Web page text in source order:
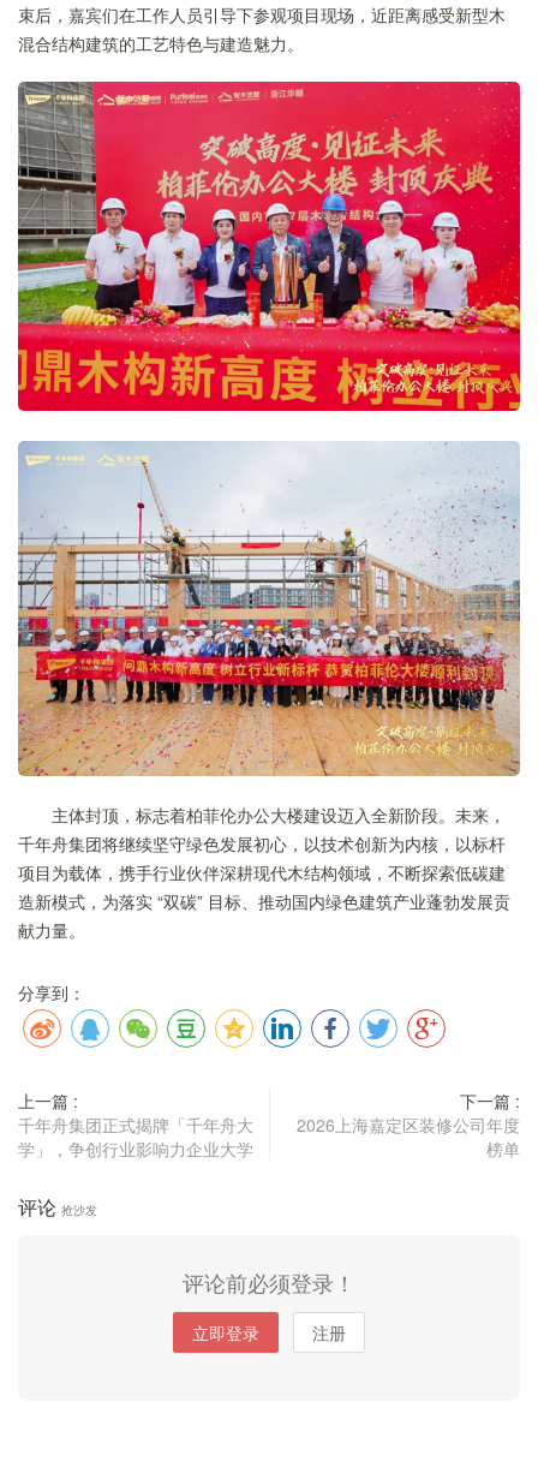
束后，嘉宾们在工作人员引导下参观项目现场，近距离感受新型木
混合结构建筑的工艺特色与建造魅力。
主体封顶，标志着柏菲伦办公大楼建设迈入全新阶段。未来，
千年舟集团将继续坚守绿色发展初心，以技术创新为内核，以标杆
项目为载体，携手行业伙伴深耕现代木结构领域，不断探索低碳建
造新模式，为落实 “双碳” 目标、推动国内绿色建筑产业蓬勃发展贡
献力量。
分享到：
上一篇 :
千年舟集团正式揭牌「千年舟大
学」，争创行业影响力企业大学
下一篇 :
2026上海嘉定区装修公司年度
榜单
评论 抢沙发
评论前必须登录！
立即登录 注册